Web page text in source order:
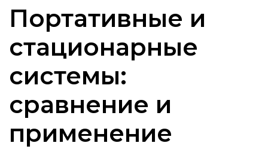
Портативные и
стационарные
системы:
сравнение и
применение